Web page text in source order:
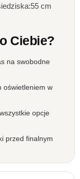
cm
Ciebie?
na swobodne
oświetleniem w
opcje
przed finalnym